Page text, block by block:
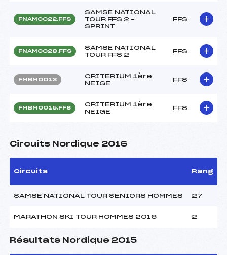
FNAM0022.FFS
SAMSE NATIONAL
TOUR FFS 2 –
SPRINT
FFS
FNAM0028.FFS
SAMSE NATIONAL
TOUR FFS 2
FFS
FMBM0013
CRITERIUM 1ère
NEIGE
FFS
FMBM0015.FFS
CRITERIUM 1ère
NEIGE
FFS
Circuits Nordique 2016
Circuits Rang
SAMSE NATIONAL TOUR SENIORS HOMMES 27
MARATHON SKI TOUR HOMMES 2016 2
Résultats Nordique 2015